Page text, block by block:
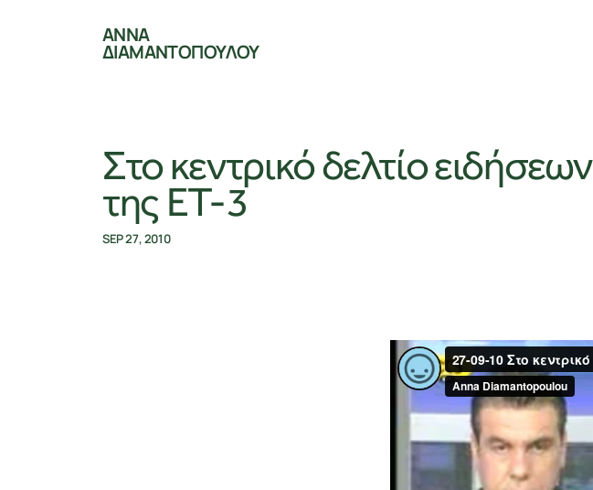
ΑΝΝΑ
ΔΙΑΜΑΝΤΟΠΟΥΛΟΥ
Στο κεντρικό δελτίο ειδήσεων
της ΕΤ-3
SEP 27, 2010